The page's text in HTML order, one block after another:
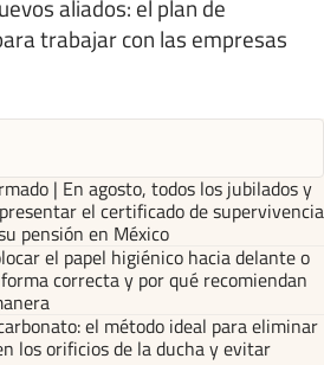
aliados: el plan de
trabajar con las empresas
| En agosto, todos los jubilados y
el certificado de supervivencia
pensión en México
el papel higiénico hacia delante o
correcta y por qué recomiendan
el método ideal para eliminar
los orificios de la ducha y evitar